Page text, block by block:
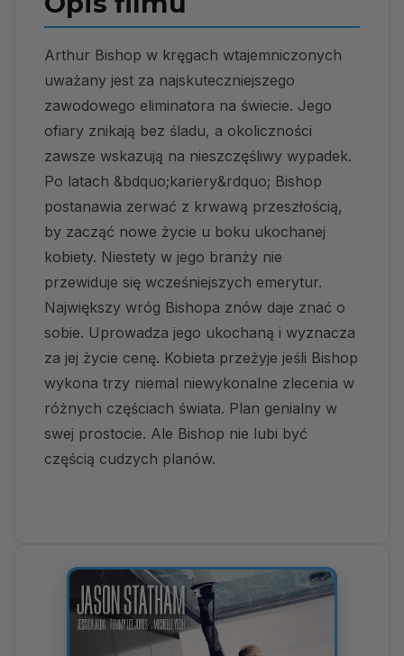
Arthur Bishop w kręgach wtajemniczonych
uważany jest za najskuteczniejszego
zawodowego eliminatora na świecie. Jego
ofiary znikają bez śladu, a okoliczności
zawsze wskazują na nieszczęśliwy wypadek.
Po latach &bdquo;kariery&rdquo; Bishop
postanawia zerwać z krwawą przeszłością,
by zacząć nowe życie u boku ukochanej
kobiety. Niestety w jego branży nie
przewiduje się wcześniejszych emerytur.
Największy wróg Bishopa znów daje znać o
sobie. Uprowadza jego ukochaną i wyznacza
za jej życie cenę. Kobieta przeżyje jeśli Bishop
wykona trzy niemal niewykonalne zlecenia w
różnych częściach świata. Plan genialny w
swej prostocie. Ale Bishop nie lubi być
częścią cudzych planów.